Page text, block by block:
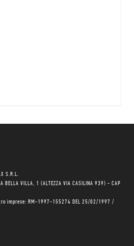
S.R.L.
BELLA VILLA, 1 (ALTEZZA VIA CASILINA 939) - CAP
imprese: RM-1997-155274 DEL 25/02/1997 /